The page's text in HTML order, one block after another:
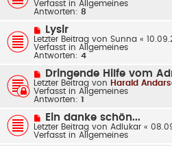
t
r
e
r
B
e
i
t
r
Verfasst in Allgemeines
Antworten: 8
N
e
u
e
r
B
e
i
t
r
Lysir
Letzter Beitrag von Sunna «
Verfasst in Allgemeines
Antworten: 4
N
e
u
e
r
B
e
i
t
Dringende Hilfe vom
Letzter Beitrag von Harald
Verfasst in Allgemeines
Antworten: 1
N
e
u
e
Ein danke schön...
Letzter Beitrag von Adlukar «
Verfasst in Allgemeines